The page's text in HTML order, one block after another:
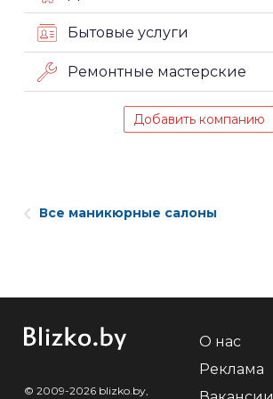
Бытовые услуги
Ремонтные мастерские
Добавить компанию
Все маникюрные салоны
© 2009-2026 blizko.by,
О нас
Реклама